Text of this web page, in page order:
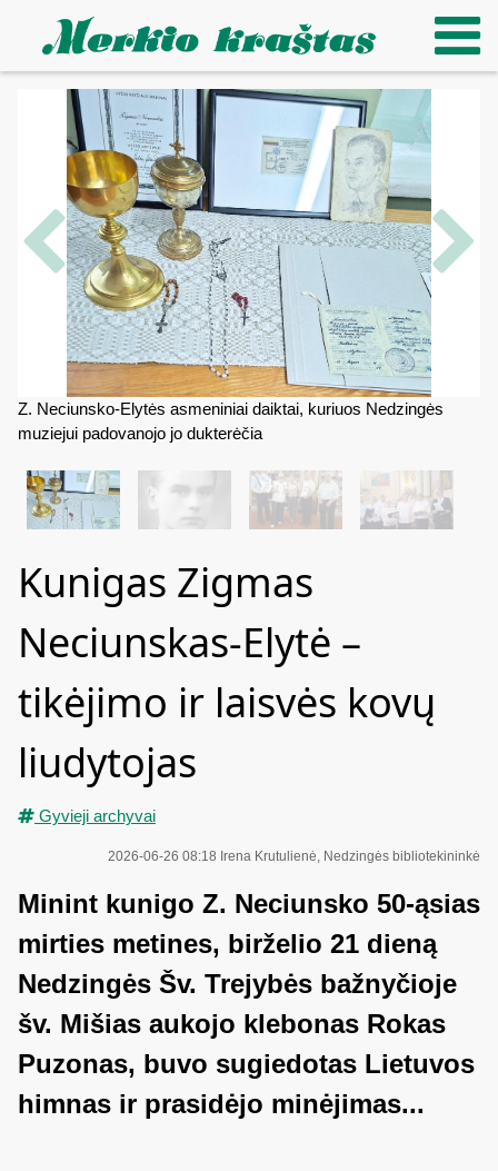
Z. Neciunsko-Elytės asmeniniai daiktai, kuriuos Nedzingės
muziejui padovanojo jo dukterėčia
Kunigas Zigmas
Neciunskas-Elytė –
tikėjimo ir laisvės kovų
liudytojas
Gyvieji archyvai
2026-06-26 08:18 Irena Krutulienė, Nedzingės bibliotekininkė
Minint kunigo Z. Neciunsko 50-ąsias
mirties metines, birželio 21 dieną
Nedzingės Šv. Trejybės bažnyčioje
šv. Mišias aukojo klebonas Rokas
Puzonas, buvo sugiedotas Lietuvos
himnas ir prasidėjo minėjimas...